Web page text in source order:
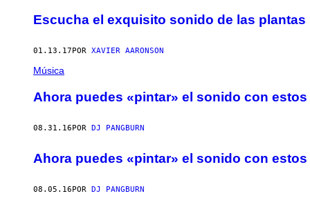
Escucha el exquisito sonido de las plantas
01.13.17 POR XAVIER AARONSON
Música
Ahora puedes «pintar» el sonido con
08.31.16POR DJ PANGBURN
Ahora puedes «pintar» el sonido con
08.05.16 POR DJ PANGBURN